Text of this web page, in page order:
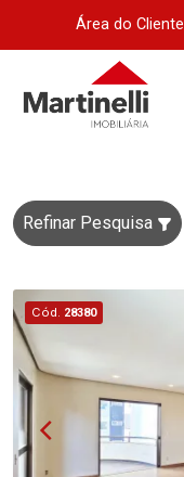
Área do Cliente
Refinar Pesquisa
Cód. 28380